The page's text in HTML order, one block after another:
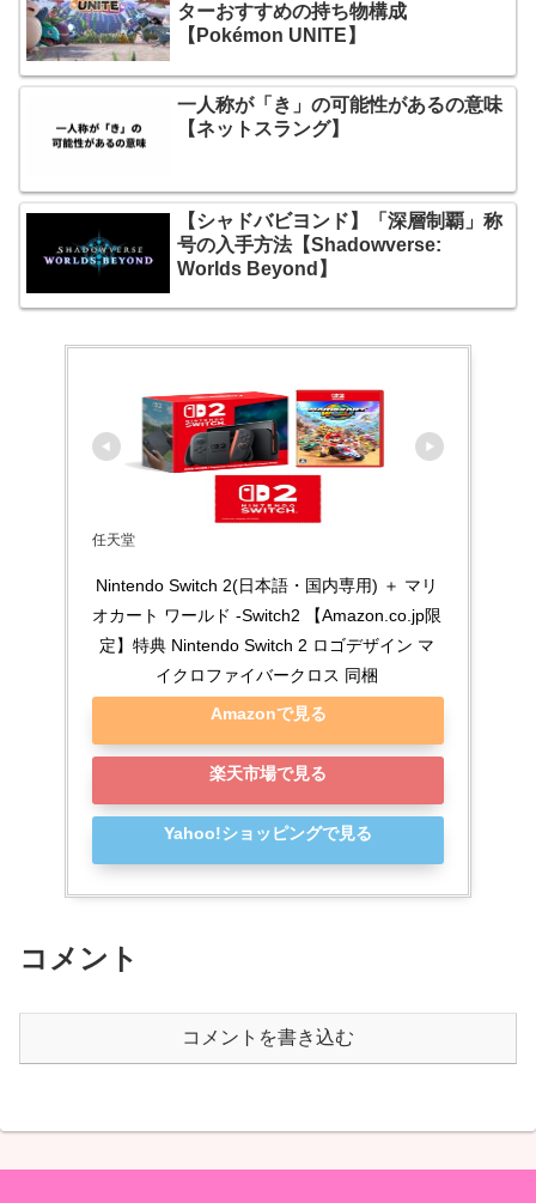
ターおすすめの持ち物構成
【Pokémon UNITE】
一人称が「き」の可能性があるの意味
【ネットスラング】
【シャドバビヨンド】「深層制覇」称
号の入手方法【Shadowverse:
Worlds Beyond】
任天堂
Nintendo Switch 2(日本語・国内専用) ＋ マリ
オカート ワールド -Switch2 【Amazon.co.jp限
定】特典 Nintendo Switch 2 ロゴデザイン マ
イクロファイバークロス 同梱
Amazonで見る
楽天市場で見る
Yahoo!ショッピングで見る
コメント
コメントを書き込む